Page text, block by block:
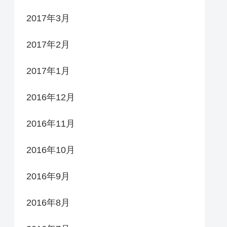
2017年3月
2017年2月
2017年1月
2016年12月
2016年11月
2016年10月
2016年9月
2016年8月